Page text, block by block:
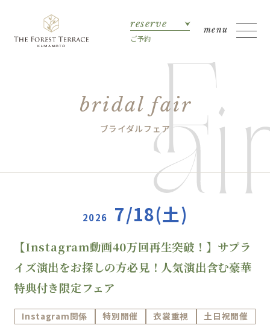
reserve
ご予約
bridal fair
ブライダルフェア
2026 7/18(土)
【Instagram動画40万回再生突破！】サプラ
イズ演出をお探しの方必見！人気演出含む豪華
特典付き限定フェア
Instagram関係 特別開催 衣裳重視 土日祝開催